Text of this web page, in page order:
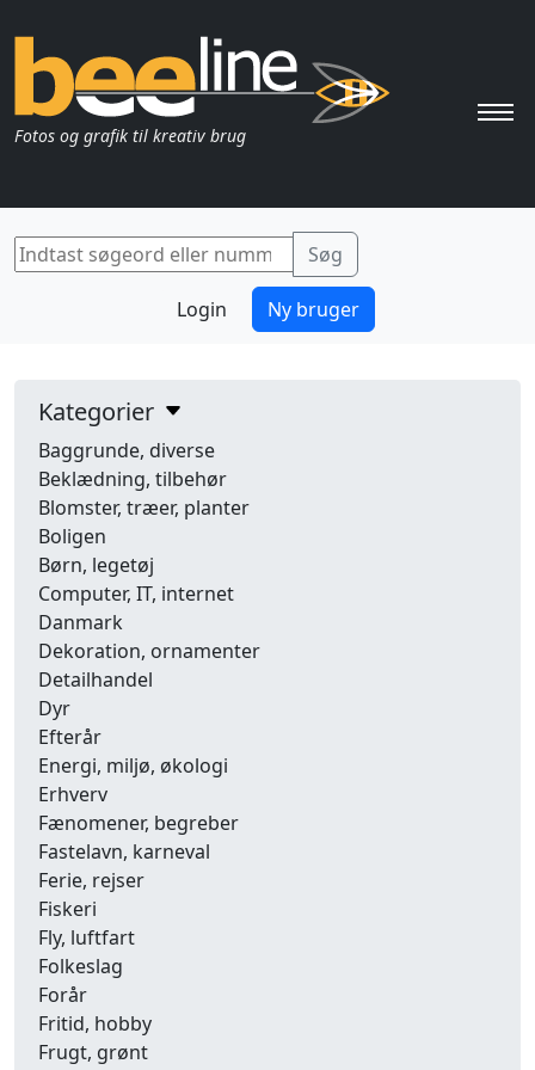
Fotos og grafik til kreativ brug
Login Ny bruger
Kategorier
Baggrunde, diverse
Beklædning, tilbehør
Blomster, træer, planter
Boligen
Børn, legetøj
Computer, IT, internet
Danmark
Dekoration, ornamenter
Detailhandel
Dyr
Efterår
Energi, miljø, økologi
Erhverv
Fænomener, begreber
Fastelavn, karneval
Ferie, rejser
Fiskeri
Fly, luftfart
Folkeslag
Forår
Fritid, hobby
Frugt, grønt